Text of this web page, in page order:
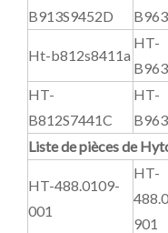
B913S9452D
Ht-b812s8411a
HT-
HT-
B812S7441C
HT-
Liste de pièces de
HT-488.0109-
001
HT-
901